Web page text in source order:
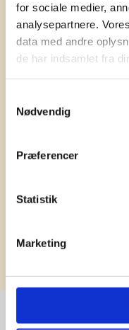
for sociale medier,
analysepartnere.
data med andre
de har indsamlet fra
Nødvendig
Præferencer
Statistik
Marketing
Få vores
information
Kæmpe udvalg i
til din virksomhed.
har ydet god